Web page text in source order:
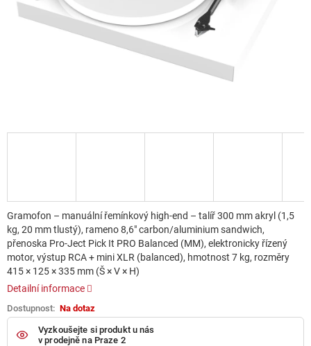
Vyzkoušejte si produkt u nás
v prodejně na Praze 2
Na dotaz
Gramofon – manuální řemínkový high-end – talíř 300 mm akryl (1,5
kg, 20 mm tlustý), rameno 8,6" carbon/aluminium sandwich,
přenoska Pro-Ject Pick It PRO Balanced (MM), elektronicky řízený
motor, výstup RCA + mini XLR (balanced), hmotnost 7 kg, rozměry
415 × 125 × 335 mm (Š × V × H)
Detailní informace